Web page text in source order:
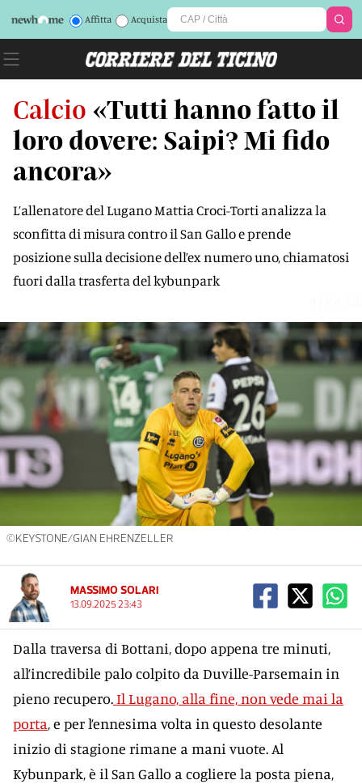
Affitta Acquista
Calcio «Tutti hanno fatto il
loro dovere: Saipi? Mi fido
ancora»
L’allenatore del Lugano Mattia Croci-Torti analizza la
sconfitta di misura contro il San Gallo e prende
posizione sulla decisione dell’ex numero uno, chiamatosi
fuori dalla trasferta del kybunpark
©KEYSTONE/GIAN EHRENZELLER
MASSIMO SOLARI
13.09.2025 23:43
Dalla traversa di Bottani, dopo appena tre minuti,
all’incredibile palo colpito da Duville-Parsemain in
pieno recupero.Il Lugano, alla fine, non vede mai la
porta, e per l’ennesima volta in questo desolante
inizio di stagione rimane a mani vuote. Al
Kybunpark, è il San Gallo a cogliere la posta piena,